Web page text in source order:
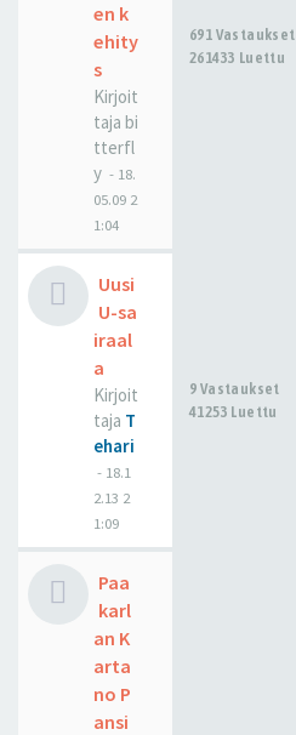
en k
ehity
s
Kirjoit
taja bi
tterfl
y - 18.
05.09 2
1:04
691 Vastaukset
261433 Luettu
Uusi
U-sa
iraal
a
Kirjoit
taja T
ehari
- 18.1
2.13 2
1:09
9 Vastaukset
41253 Luettu
Paa
karl
an K
arta
no P
ansi